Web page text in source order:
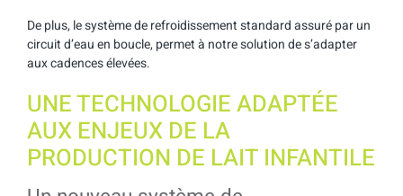
De plus, le système de refroidissement standard assuré par un
circuit d’eau en boucle, permet à notre solution de s’adapter
aux cadences élevées.
UNE TECHNOLOGIE ADAPTÉE
AUX ENJEUX DE LA
PRODUCTION DE LAIT INFANTILE